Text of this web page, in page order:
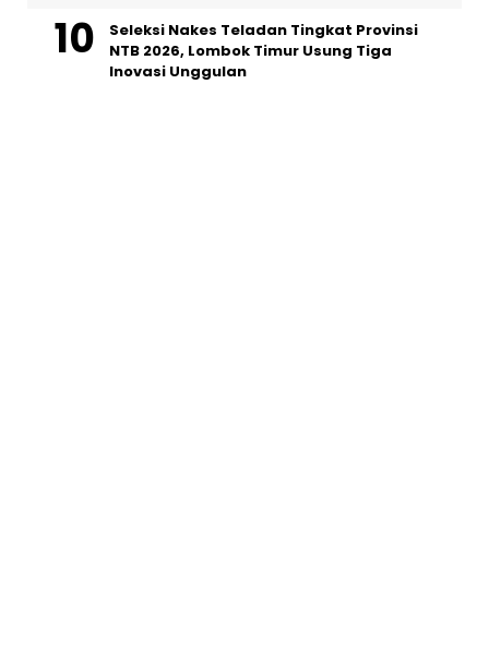
Seleksi Nakes Teladan Tingkat Provinsi
NTB 2026, Lombok Timur Usung Tiga
Inovasi Unggulan